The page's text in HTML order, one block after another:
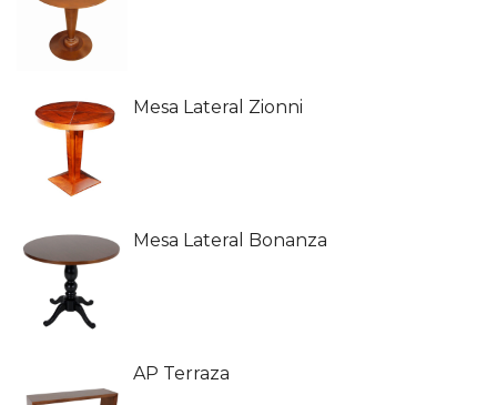
Mesa Lateral Zionni
Mesa Lateral Bonanza
AP Terraza